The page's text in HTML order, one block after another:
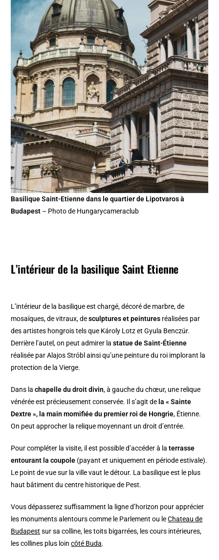
Basilique Saint-Etienne dans le quartier de Lipotvaros à
Budapest – Photo de Hungarycameraclub
L’intérieur de la basilique Saint Etienne
L’intérieur de la basilique est chargé, décoré de marbre, de
mosaïques, de vitraux, desculptures et peintures réalisées par
des artistes hongrois tels que Károly Lotz et Gyula Benczúr.
Derrière l’autel, on peut admirer lastatue de Saint-Étienne
réalisée par Alajos Stróbl ainsi qu’une peinture du roi implorant la
protection de la Vierge.
Dans lachapelle du droit divin, à gauche du chœur, une relique
vénérée est précieusement conservée. Il s’agit de la « Sainte
Dextre », la main momifiée du premier roi de Hongrie, Étienne.
On peut approcher la relique moyennant un droit d’entrée.
Pour compléter la visite, il est possible d’accéder à laterrasse
entourant la coupole (payant et uniquement en période estivale).
Le point de vue sur la ville vaut le détour. La basilique est le plus
haut bâtiment du centre historique de Pest.
Vous dépasserez suffisamment la ligne d’horizon pour apprécier
les monuments alentours comme le Parlement ou leChateau de
Budapest sur sa colline, les toits bigarrées, les cours intérieures,
les collines plus loincôté Buda.